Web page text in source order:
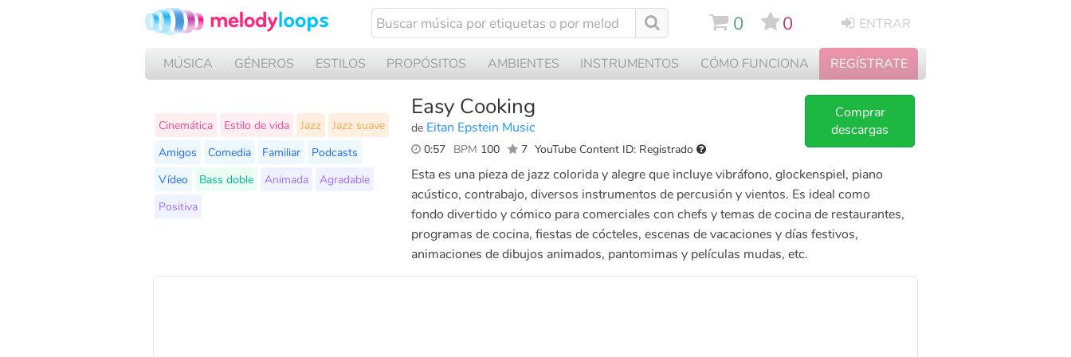
0 0 ENTRAR
MÚSICA GÉNEROS ESTILOS PROPÓSITOS AMBIENTES INSTRUMENTOS CÓMO FUNCIONA REGÍSTRATE
Easy Cooking
de Eitan Epstein Music
0:57 BPM 100 7 YouTube Content ID: Registrado
Comprar
descargas
Cinemática Estilo de vida Jazz
Jazz suave
Amigos
Comedia Familiar
Podcasts
Vídeo
Bass doble Animada
Agradable
Positiva
Esta es una pieza de jazz colorida y alegre que incluye vibráfono, glockenspiel, piano
acústico, contrabajo, diversos instrumentos de percusión y vientos. Es ideal como
fondo divertido y cómico para comerciales con chefs y temas de cocina de restaurantes,
programas de cocina, fiestas de cócteles, escenas de vacaciones y días festivos,
animaciones de dibujos animados, pantomimas y películas mudas, etc.